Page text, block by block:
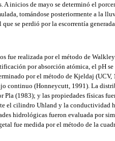
inicios de mayo se determinó el
tomándose posteriormente a la
se perdió por la escorrentía
fue realizada por el método de
por absorción atómica, el pH
por el método de Kjeldaj (UCV,
continuo (Honneycutt, 1991). La
(1983); y las propiedades físicas
el cilindro Uhland y la conductividad
hidrológicas fueron evaluada por
fue medida por el método de la